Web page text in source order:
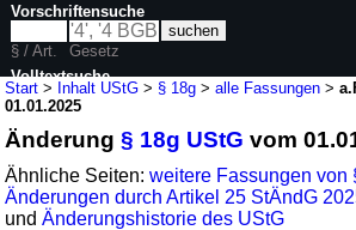
Start > Inhalt UStG > § 18g >alle Fassungen >
01.01.2025
Änderung§ 18g UStG vom
Ähnliche Seiten:weitere Fassungen von
Änderungen durch Artikel 25 StÄndG
undÄnderungshistorie des UStG
Vorschriftensuche
§ / Art.
Gesetz
Volltextsuche